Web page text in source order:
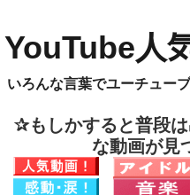
YouTube人
いろんな言葉でユーチュー
✰もしかすると普段
な動画が